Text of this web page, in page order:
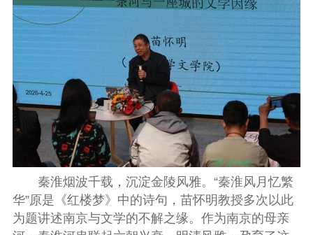
秦淮烟波千载，沉淀金陵风雅。“秦淮风月忆繁
华”原是《红楼梦》中的诗句，苗怀明教授多次以此
为题讲述南京与文学的不解之缘。作为南京的母亲